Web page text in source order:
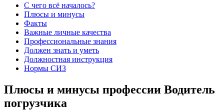
С чего всё началось?
Плюсы и минусы
Факты
Важные личные качества
Профессиональные знания
Должен знать и уметь
Должностная инструкция
Нормы СИЗ
Плюсы и минусы профессии Водитель
погрузчика